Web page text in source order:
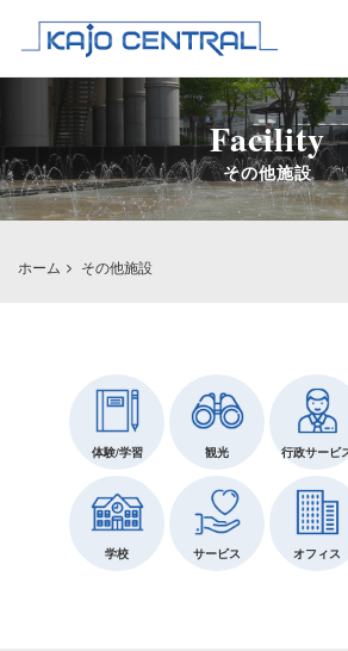
Facility
その他施設
ホーム その他施設
体験/学習 観光 行政サービ
学校 サービス オフィス